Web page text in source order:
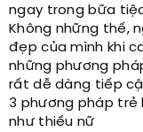
ngay trong bữa
Không những thế,
đẹp của mình khi
những phương
rất dễ dàng tiếp
3 phương pháp trẻ
như thiếu nữ